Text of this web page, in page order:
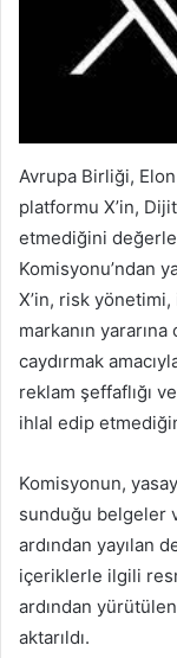
Avrupa Birliği,
platformu X’in,
etmediğini
Komisyonu’ndan
X’in, risk yönetimi,
markanın
caydırmak
reklam şeffaflığı
ihlal edip
Komisyonun,
sunduğu belgeler
ardından yayılan
içeriklerle ilgili
ardından
aktarıldı.